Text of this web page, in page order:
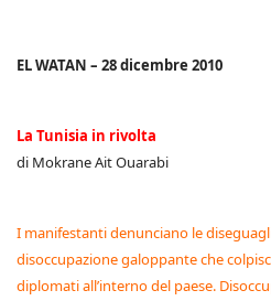
EL WATAN – 28 dicembre 2010
La Tunisia in rivolta
di Mokrane Ait Ouarabi
I manifestanti denunciano le
disoccupazione galoppante che
diplomati all’interno del paese.